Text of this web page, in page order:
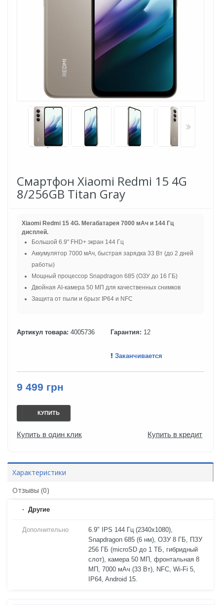
Смартфон Xiaomi Redmi 15 4G
8/256GB Titan Gray
Xiaomi Redmi 15 4G. Мегабатарея 7000 мАч и 144 Гц
дисплей.
Большой 6.9" FHD+ экран 144 Гц
Аккумулятор 7000 мАч, быстрая зарядка 33 Вт (до 2 дней
работы)
Мощный процессор Snapdragon 685 (ОЗУ до 16 ГБ)
Двойная AI-камера 50 МП для качественных снимков
Защита от пыли и брызг IP64 и NFC
Артикул товара: 4005736 Гарантия: 12
Заканчивается
9 499 грн
КУПИТЬ
Купить в один клик Купить в кредит
Характеристики
Отзывы (0)
Другие
Дополнительно
6.9" IPS 144 Гц (2340x1080),
Snapdragon 685 (6 нм), ОЗУ 8 ГБ, ПЗУ
256 ГБ (microSD до 1 ТБ, гибридный
слот), камера 50 МП, фронтальная 8
МП, 7000 мАч (33 Вт), NFC, Wi-Fi 5,
IP64, Android 15.